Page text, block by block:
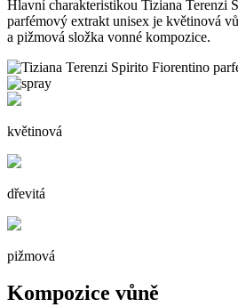
Hlavní charakteristikou Tiziana Terenzi
parfémový extrakt unisex je květinová
a pižmová složka vonné kompozice.
květinová
dřevitá
pižmová
Kompozice vůně